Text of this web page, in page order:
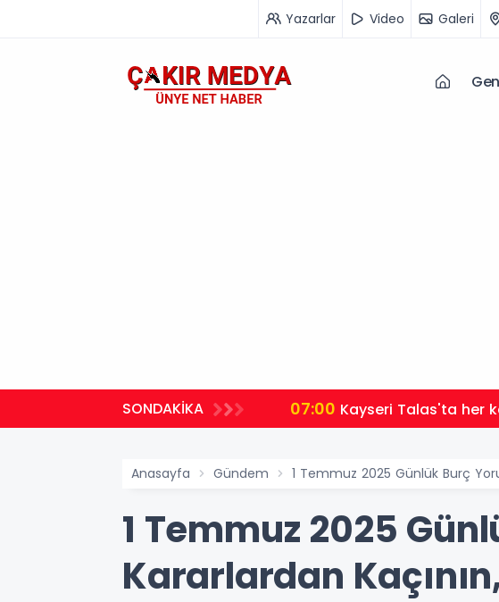
Yazarlar Video Galeri
SONDAKİKA 07:00 Kayseri Talas'ta her
Anasayfa Gündem 1 Temmuz 2025 Günlük Burç
1 Temmuz 2025
Kararlardan